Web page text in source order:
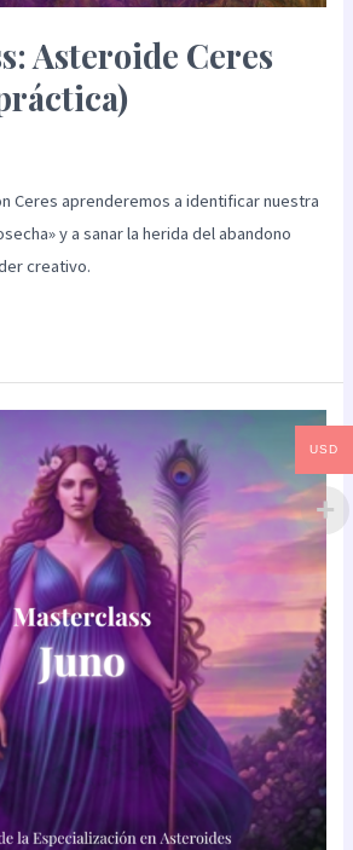
Asteroide Ceres
Ceres aprenderemos a identificar nuestra
y a sanar la herida del abandono
creativo.
USD